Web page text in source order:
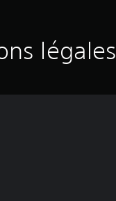
légales